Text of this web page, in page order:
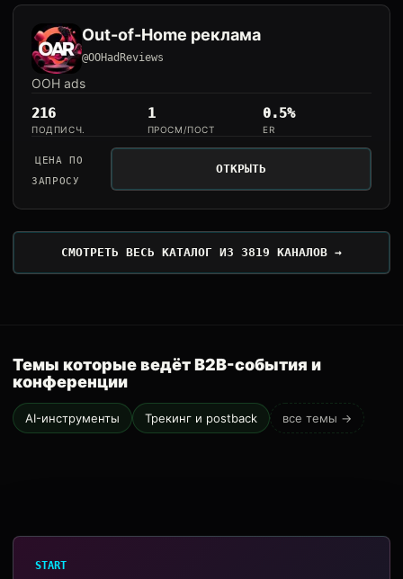
Out-of-Home реклама
@OOHadReviews
OOH ads
216
ПОДПИСЧ.
1
ПРОСМ/ПОСТ
0.5%
ER
ЦЕНА ПО
ЗАПРОСУ
ОТКРЫТЬ
СМОТРЕТЬ ВЕСЬ КАТАЛОГ ИЗ 3819 КАНАЛОВ →
Темы которые ведёт B2B-события и
конференции
AI-инструменты Трекинг и postback все темы →
START